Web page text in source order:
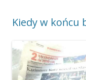
Kiedy w końcu